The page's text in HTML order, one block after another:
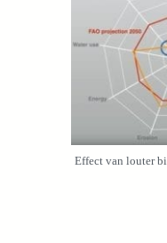
Effect van louter